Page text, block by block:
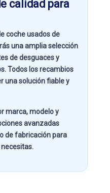
calidad para
coche usados de
una amplia selección
de desguaces y
Todos los recambios
una solución fiable y
marca, modelo y
avanzadas
de fabricaciónpara